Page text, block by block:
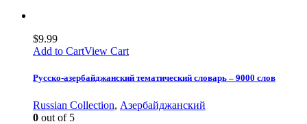
$9.99
Add to CartView Cart
Русско-азербайджанский тематический словарь – 9000 слов
Russian Collection, Азербайджанский
0 out of 5